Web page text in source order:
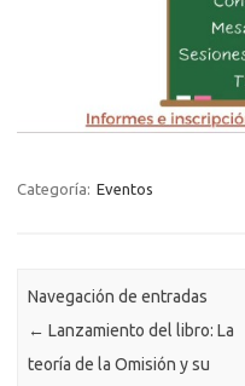
Categoría: Eventos
Navegación de entradas
← Lanzamiento del libro: La
teoría de la Omisión y su